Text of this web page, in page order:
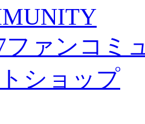
ファンコミ
ショップ